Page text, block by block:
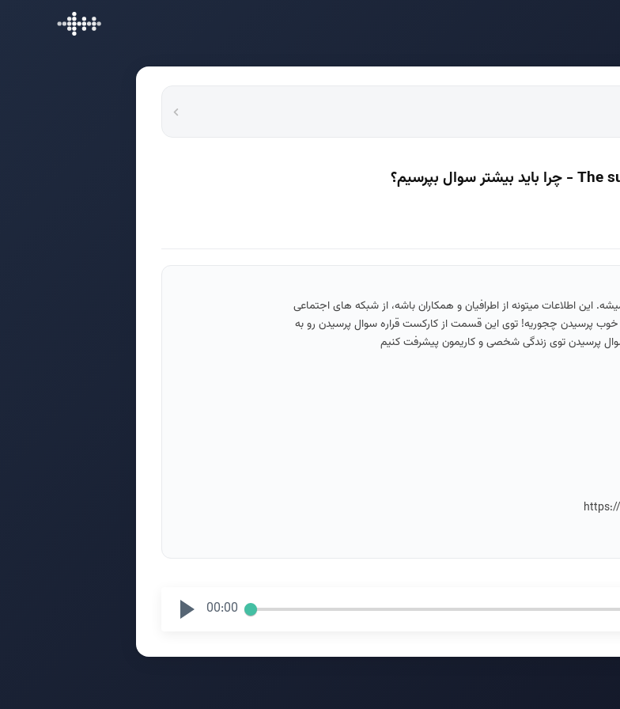
این اطلاعات میتونه از اطرافیان و همکاران باشه، از شبکه های اجتماعی
خوب پرسیدن چجوریه! توی این قسمت از کارکست قراره سوال پرسیدن رو به
پرسیدن توی زندگی شخصی و کاریمون پیشرفت کنیم
00:00